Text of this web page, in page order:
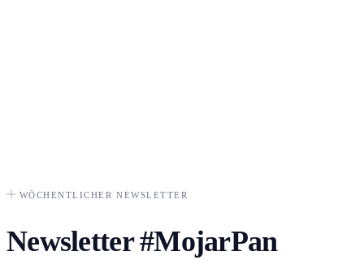
WÖCHENTLICHER NEWSLETTER
Newsletter#MojarPan